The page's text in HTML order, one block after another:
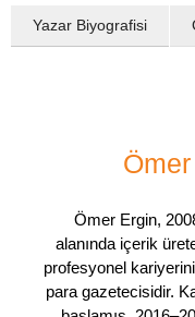
Yazar Biyografisi
Ömer Ergin,
alanında içerik
profesyonel
para gazetecisidir.